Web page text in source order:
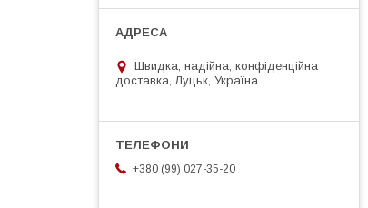
Швидка, надійна, конфіденційна
доставка, Луцьк, Україна
+380 (99) 027-35-20